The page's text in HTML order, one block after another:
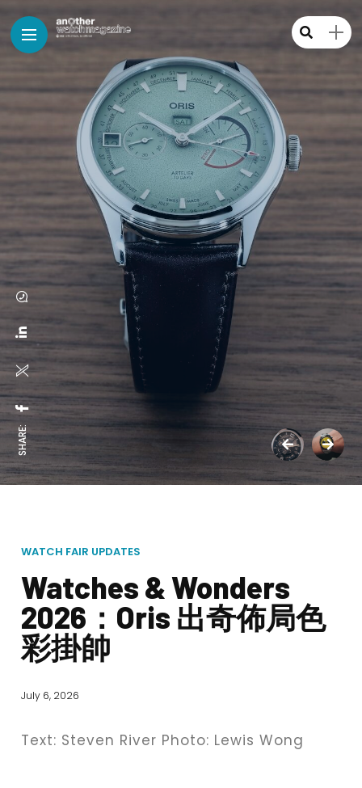
SHARE:
WATCH FAIR UPDATES
Watches & Wonders
2026：Oris 出奇佈局色
彩掛帥
July 6, 2026
Text: Steven River Photo: Lewis Wong